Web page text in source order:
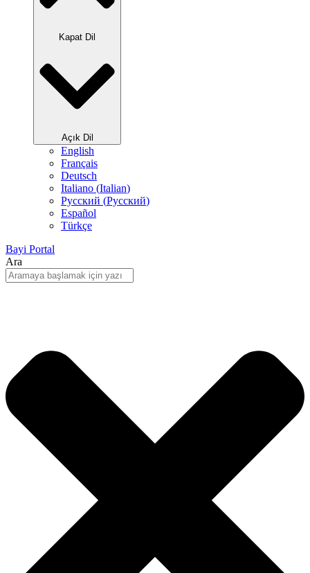
Kapat Dil
Açık Dil
English
Français
Deutsch
Italiano (Italian)
Русский (Pусский)
Español
Türkçe
Bayi Portal
Ara